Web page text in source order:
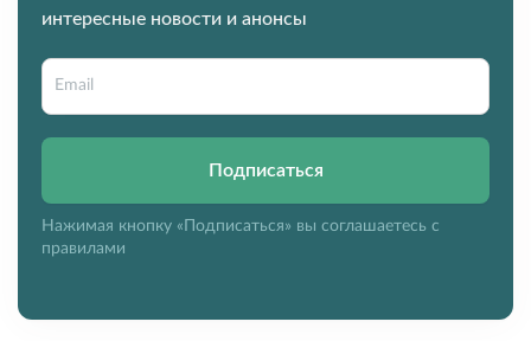
интересные новости и анонсы
Подписаться
Нажимая кнопку «Подписаться» вы соглашаетесь с
правилами